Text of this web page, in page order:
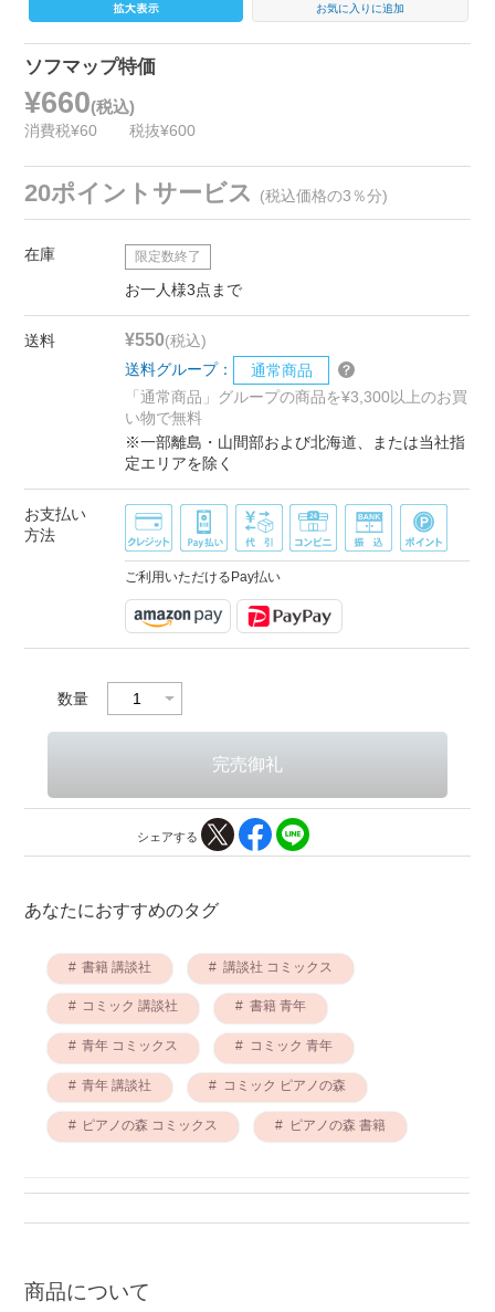
お気に入りに追加
ソフマップ特価
¥660(税込)
消費税¥60 税抜¥600
20ポイントサービス (税込価格の3％分)
在庫 限定数終了
お一人様3点まで
送料 ¥550(税込)
送料グループ：
通常商品
「通常商品」グループの商品を¥3,300以上のお買
い物で無料
※一部離島・山間部および北海道、または当社指
定エリアを除く
お支払い
方法
ご利用いただけるPay払い
数量
シェアする
あなたにおすすめのタグ
書籍 講談社 講談社 コミックス
コミック 講談社 書籍 青年
青年 コミックス コミック 青年
青年 講談社 コミック ピアノの森
ピアノの森 コミックス ピアノの森 書籍
商品について